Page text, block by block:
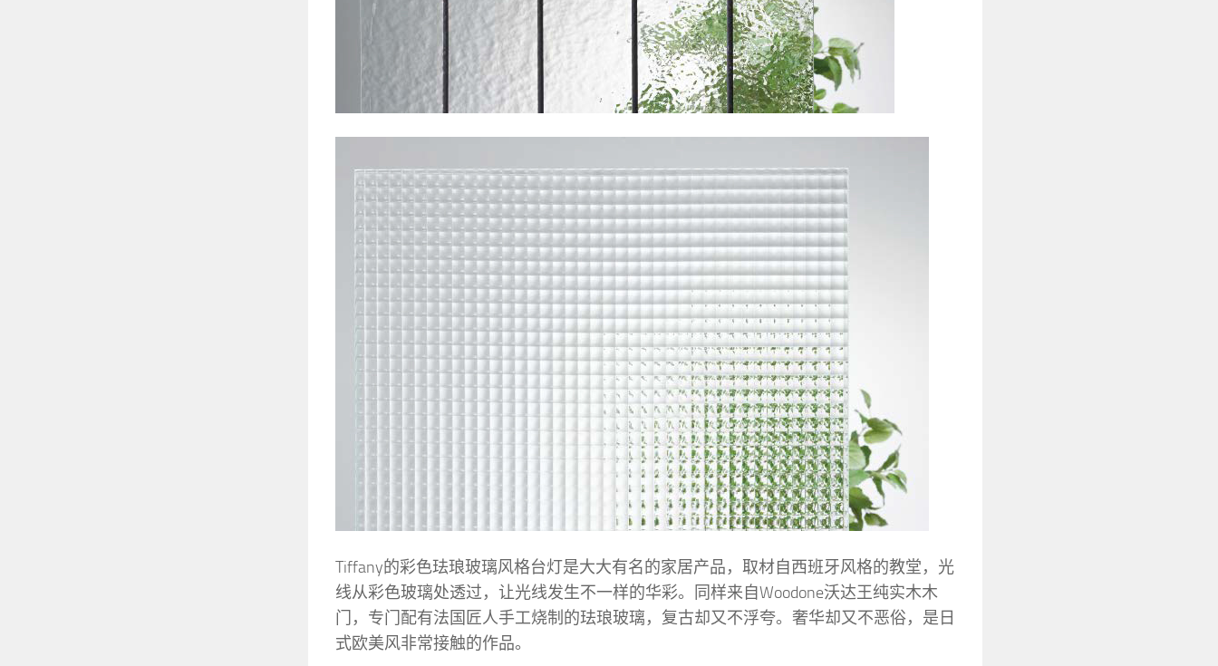
Tiffany的彩色珐琅玻璃风格台灯是大大有名的家居产品，取材自西班牙风格的教堂，光
线从彩色玻璃处透过，让光线发生不一样的华彩。同样来自Woodone沃达王纯实木木
门，专门配有法国匠人手工烧制的珐琅玻璃，复古却又不浮夸。奢华却又不恶俗，是日
式欧美风非常接触的作品。